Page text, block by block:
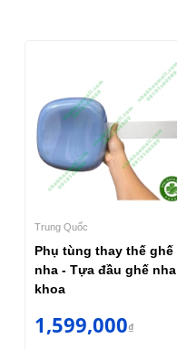
Trung Quốc
Phụ tùng thay thế ghế
nha - Tựa đầu ghế nha
khoa
1,599,000₫